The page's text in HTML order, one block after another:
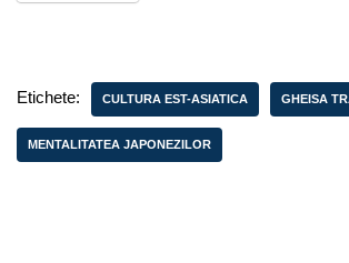
Etichete: CULTURA EST-ASIATICA GHEISA
MENTALITATEA JAPONEZILOR